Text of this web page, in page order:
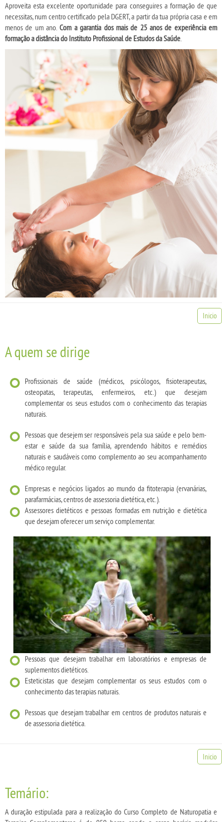
Aproveita esta excelente oportunidade para conseguires a formação de que
necessitas, num centro certificado pela DGERT, a partir da tua própria casa e em
menos de um ano.Com a garantia dos mais de 25 anos de experiência em
formação a distância do Instituto Profissional de Estudos da Saúde.
Inicio
A quem se dirige
Profissionais de saúde (médicos, psicólogos, fisioterapeutas,
osteopatas, terapeutas, enfermeiros, etc.) que desejam
complementar os seus estudos com o conhecimento das terapias
naturais.
Pessoas que desejem ser responsáveis pela sua saúde e pelo bem-
estar e saúde da sua família, aprendendo hábitos e remédios
naturais e saudáveis ​​como complemento ao seu acompanhamento
médico regular.
Empresas e negócios ligados ao mundo da fitoterapia (ervanárias,
parafarmácias, centros de assessoria dietética, etc.).
Assessores dietéticos e pessoas formadas em nutrição e dietética
que desejam oferecer um serviço complementar.
Pessoas que desejam trabalhar em laboratórios e empresas de
suplementos dietéticos.
Esteticistas que desejam complementar os seus estudos com o
conhecimento das terapias naturais.
Pessoas que desejam trabalhar em centros de produtos naturais e
de assessoria dietética.
Inicio
Temário:
A duração estipulada para a realização do Curso Completo de Naturopatia e